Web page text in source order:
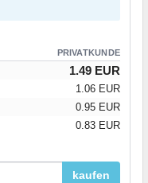
PRIVATKUNDE
1.49 EUR
1.06 EUR
0.95 EUR
0.83 EUR
kaufen